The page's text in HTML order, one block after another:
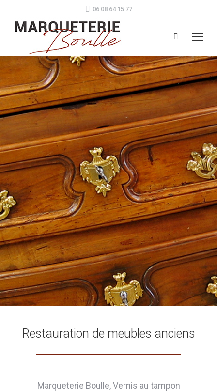
06 08 64 15 77
Search:
Restauration de meubles anciens
Marqueterie Boulle, Vernis au tampon